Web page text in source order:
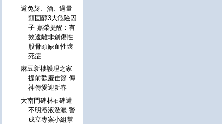
避免菸、酒、過量
類固醇3大危險因
子 嘉榮提醒：有
效遠離非創傷性
股骨頭缺血性壞
死症
麻豆新樓護理之家
提前歡慶佳節 傳
神傳愛迎新春
大南門碑林石碑遭
不明溶液潑灑 警
成立專案小組掌